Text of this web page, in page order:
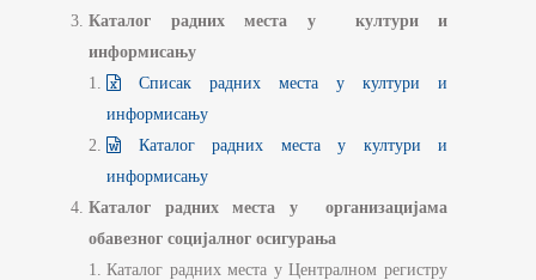
Каталог радних места у култури и
информисању
Списак радних места у култури и
информисању
Каталог радних места у култури и
информисању
Каталог радних места у организацијама
обавезног социјалног осигурања
Каталог радних места у Централном регистру